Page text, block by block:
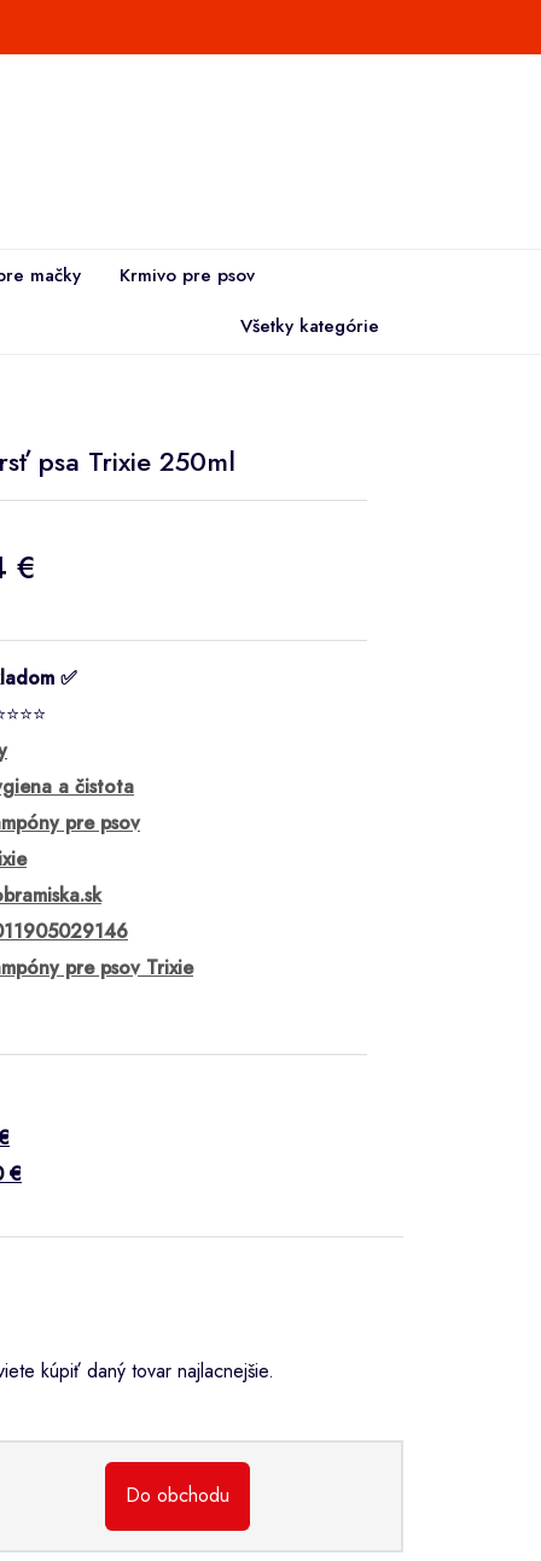
mačky
Krmivo pre psov
Všetky kategórie
psa Trixie 250ml
€
✅
a čistota
pre psov
pre psov Trixie
€
kúpiť daný tovar najlacnejšie.
Do obchodu